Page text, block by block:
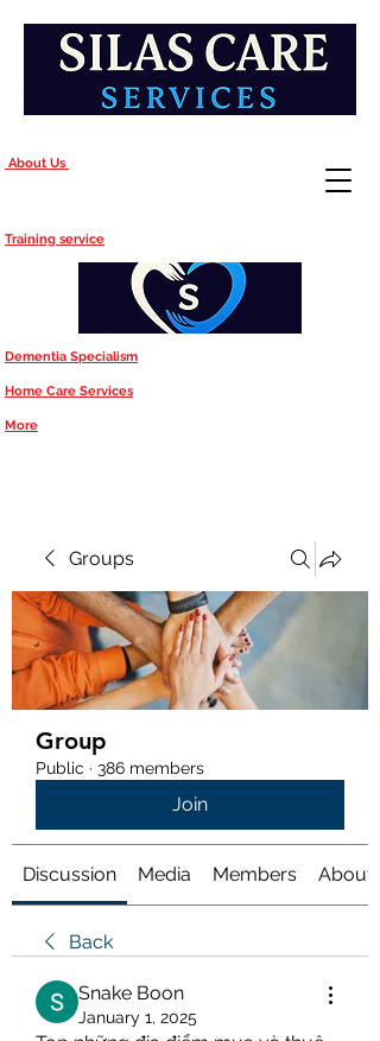
About Us
Training service
Dementia Specialism
Home Care Services
More
Groups
Group
Public · 386 members
Join
Discussion Media Members About
Back
Snake Boon
January 1, 2025